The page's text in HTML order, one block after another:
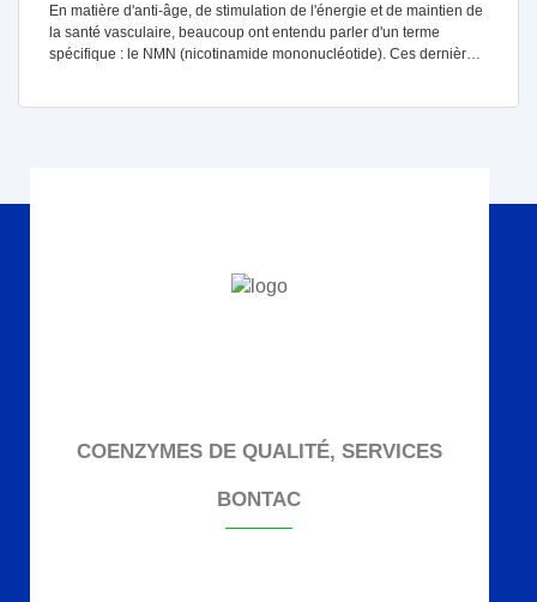
d'anti-âge, de stimulation de l'énergie et de maintien de
beaucoup ont entendu parler d'un terme
: le NMN (nicotinamide mononucléotide). Ces dernières
La
population
COENZYMES DE QUALITÉ, SERVICES
BONTAC